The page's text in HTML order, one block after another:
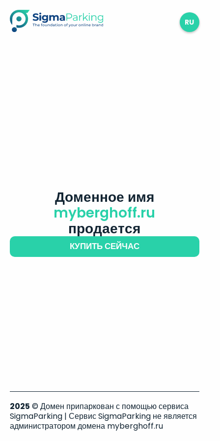
RU
Доменное имя
myberghoff.ru
продается
КУПИТЬ СЕЙЧАС
2025 © Домен припаркован с помощью сервиса
SigmaParking | Сервис SigmaParking не является
администратором домена myberghoff.ru